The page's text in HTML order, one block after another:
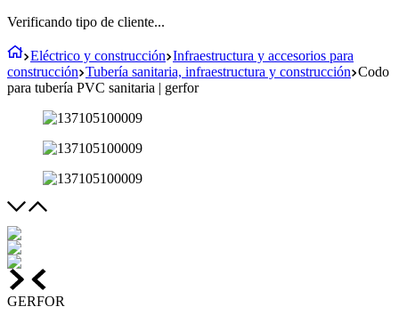
Verificando tipo de cliente...
Eléctrico y construcción Infraestructura y accesorios para
construcción Tubería sanitaria, infraestructura y construcción Codo
para tubería PVC sanitaria | gerfor
GERFOR